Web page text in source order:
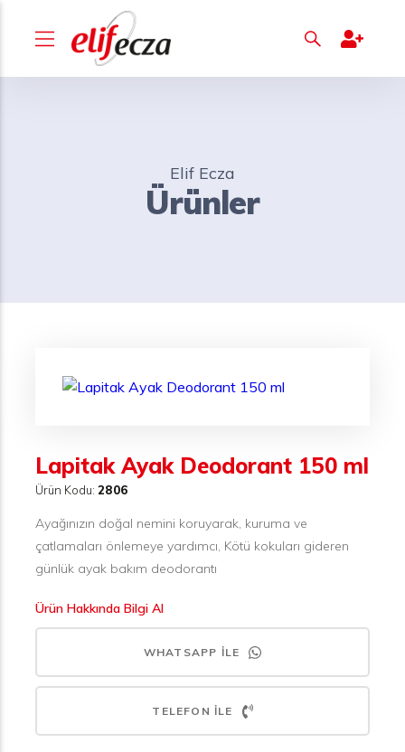
Elif Ecza
Ürünler
Lapitak Ayak Deodorant 150 ml
Ürün Kodu: 2806
Ayağınızın doğal nemini koruyarak, kuruma ve
çatlamaları önlemeye yardımcı, Kötü kokuları gideren
günlük ayak bakım deodorantı
Ürün Hakkında Bilgi Al
WHATSAPP İLE
TELEFON İLE